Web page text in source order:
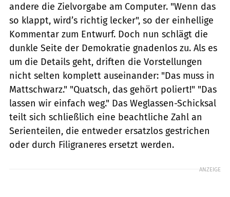
andere die Zielvorgabe am Computer. "Wenn das
so klappt, wird’s richtig lecker", so der einhellige
Kommentar zum Entwurf. Doch nun schlägt die
dunkle Seite der Demokratie gnadenlos zu. Als es
um die Details geht, driften die Vorstellungen
nicht selten komplett auseinander: "Das muss in
Mattschwarz." "Quatsch, das gehört poliert!" "Das
lassen wir einfach weg." Das Weglassen-Schicksal
teilt sich schließlich eine beachtliche Zahl an
Serienteilen, die entweder ersatzlos gestrichen
oder durch Filigraneres ersetzt werden.
ANZEIGE